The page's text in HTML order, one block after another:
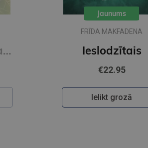
Zīda neceļi. Vakara romāns
Jaunums
FRĪDA MAKFADENA
Ieslodzītais
€22.95
Ielikt grozā